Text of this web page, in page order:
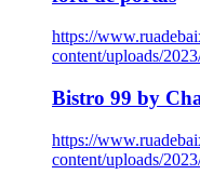
https://
content/uploads/
Bistro 99 by
https://
content/uploads/